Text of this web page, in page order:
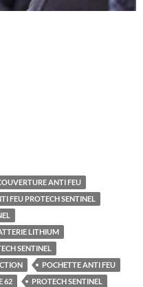
ANTI FEU
FEU PROTECH SENTINEL
LITHIUM
SENTINEL
POCHETTE ANTI FEU
62
PROTECH SENTINEL